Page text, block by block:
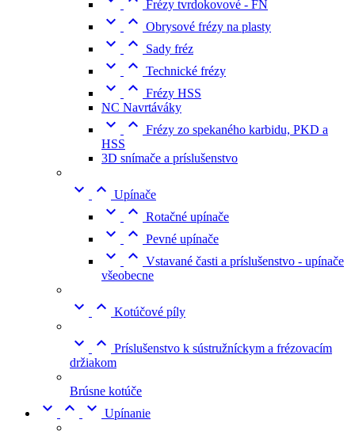
Frézy tvrdokovové - FN
  Obrysové frézy na plasty
  Sady fréz
  Technické frézy
  Frézy HSS
NC Navrtáváky
  Frézy zo spekaného karbidu, PKD a
HSS
3D snímače a príslušenstvo
  Upínače
  Rotačné upínače
  Pevné upínače
  Vstavané časti a príslušenstvo - upínače
všeobecne
  Kotúčové píly
  Príslušenstvo k sústružníckym a frézovacím
držiakom
Brúsne kotúče
   Upínanie